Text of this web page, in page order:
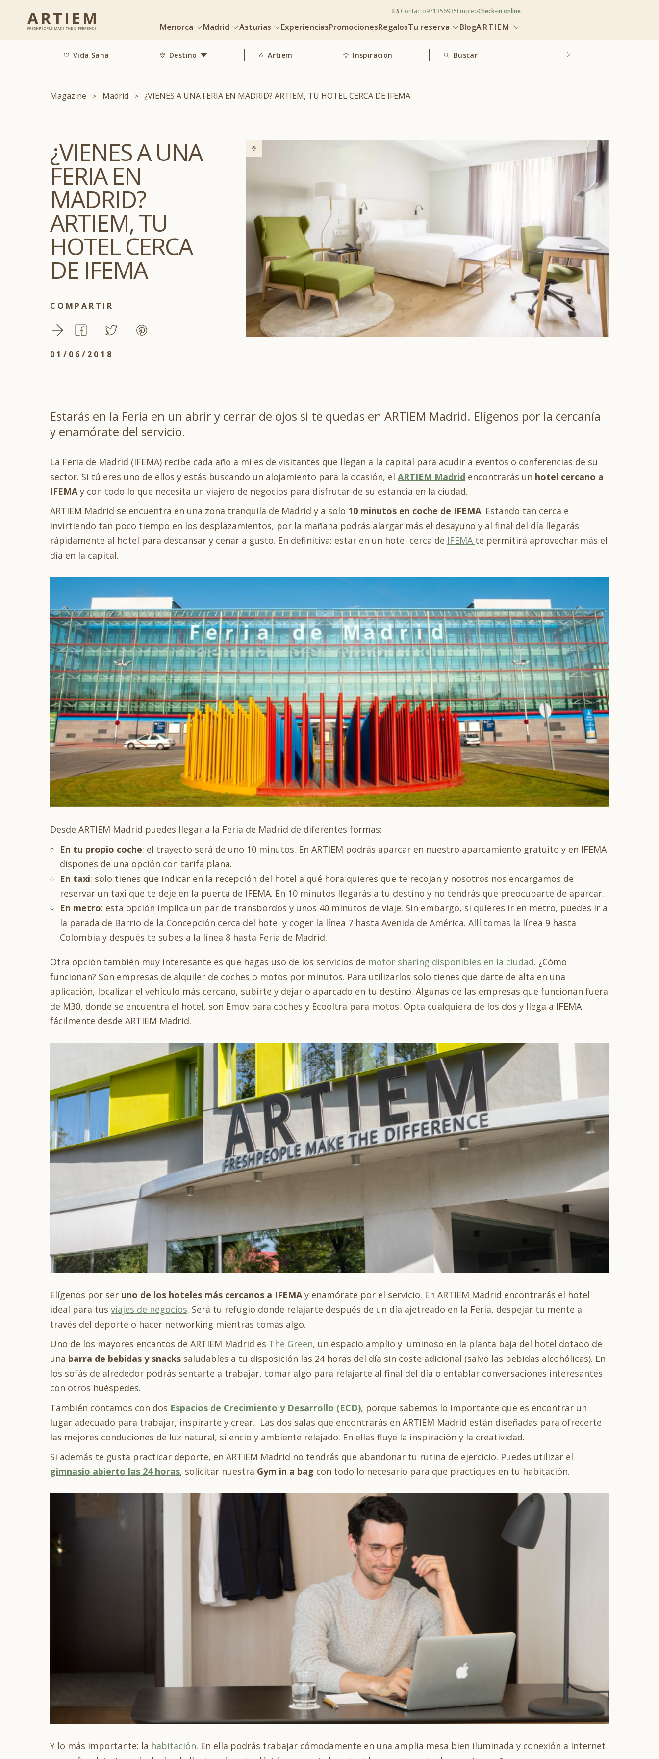
Menorca Madrid Asturias ExperienciasPromocionesRegalosTu reserva BlogARTIEM
Check-in online
Empleo
971356935
Contacto
ES
Vida Sana Destino Artiem Inspiración Buscar
Magazine Madrid ¿VIENES A UNA FERIA EN MADRID? ARTIEM, TU HOTEL CERCA DE IFEMA
¿VIENES A UNA
FERIA EN
MADRID?
ARTIEM, TU
HOTEL CERCA
DE IFEMA
COMPARTIR
01/06/2018
Estarás en la Feria en un abrir y cerrar de ojos si te quedas en ARTIEM Madrid. Elígenos por la cercanía
y enamórate del servicio.
La Feria de Madrid (IFEMA) recibe cada año a miles de visitantes que llegan a la capital para acudir a eventos o conferencias de su
sector. Si tú eres uno de ellos y estás buscando un alojamiento para la ocasión, el ARTIEM Madrid encontrarás un hotel cercano a
IFEMAy con todo lo que necesita un viajero de negocios para disfrutar de su estancia en la ciudad.
ARTIEM Madrid se encuentra en una zona tranquila de Madrid y a solo 10 minutos en coche de IFEMA. Estando tan cerca e
invirtiendo tan poco tiempo en los desplazamientos, por la mañana podrás alargar más el desayuno y al final del día llegarás
rápidamente al hotel para descansar y cenar a gusto. En definitiva: estar en un hotel cerca de IFEMA te permitirá aprovechar más el
día en la capital.
Desde ARTIEM Madrid puedes llegar a la Feria de Madrid de diferentes formas:
En tu propio coche: el trayecto será de uno 10 minutos. En ARTIEM podrás aparcar en nuestro aparcamiento gratuito y en IFEMA
dispones de una opción con tarifa plana.
En taxi: solo tienes que indicar en la recepción del hotel a qué hora quieres que te recojan y nosotros nos encargamos de
reservar un taxi que te deje en la puerta de IFEMA. En 10 minutos llegarás a tu destino y no tendrás que preocuparte de aparcar.
En metro: esta opción implica un par de transbordos y unos 40 minutos de viaje. Sin embargo, si quieres ir en metro, puedes ir a
la parada de Barrio de la Concepción cerca del hotel y coger la línea 7 hasta Avenida de América. Allí tomas la línea 9 hasta
Colombia y después te subes a la línea 8 hasta Feria de Madrid.
Otra opción también muy interesante es que hagas uso de los servicios de motor sharing disponibles en la ciudad. ¿Cómo
funcionan? Son empresas de alquiler de coches o motos por minutos. Para utilizarlos solo tienes que darte de alta en una
aplicación, localizar el vehículo más cercano, subirte y dejarlo aparcado en tu destino. Algunas de las empresas que funcionan fuera
de M30, donde se encuentra el hotel, son Emov para coches y Ecooltra para motos. Opta cualquiera de los dos y llega a IFEMA
fácilmente desde ARTIEM Madrid.
Elígenos por ser uno de los hoteles más cercanos a IFEMAy enamórate por el servicio. En ARTIEM Madrid encontrarás el hotel
ideal para tus viajes de negocios. Será tu refugio donde relajarte después de un día ajetreado en la Feria, despejar tu mente a
través del deporte o hacer networking mientras tomas algo.
Uno de los mayores encantos de ARTIEM Madrid es The Green, un espacio amplio y luminoso en la planta baja del hotel dotado de
una barra de bebidas y snacks saludables a tu disposición las 24 horas del día sin coste adicional (salvo las bebidas alcohólicas). En
los sofás de alrededor podrás sentarte a trabajar, tomar algo para relajarte al final del día o entablar conversaciones interesantes
con otros huéspedes.
También contamos con dos Espacios de Crecimiento y Desarrollo (ECD), porque sabemos lo importante que es encontrar un
lugar adecuado para trabajar, inspirarte y crear. Las dos salas que encontrarás en ARTIEM Madrid están diseñadas para ofrecerte
las mejores conduciones de luz natural, silencio y ambiente relajado. En ellas fluye la inspiración y la creatividad.
Si además te gusta practicar deporte, en ARTIEM Madrid no tendrás que abandonar tu rutina de ejercicio. Puedes utilizar el
gimnasio abierto las 24 horas, solicitar nuestra Gym in a bag con todo lo necesario para que practiques en tu habitación.
Y lo más importante: la habitación. En ella podrás trabajar cómodamente en una amplia mesa bien iluminada y conexión a Internet